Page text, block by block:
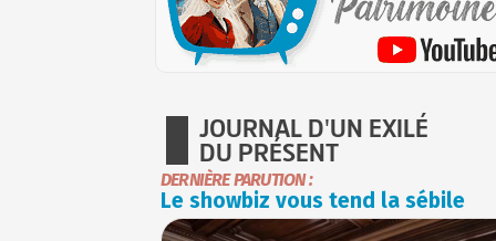
JOURNAL D'UN EXILÉ
DU PRÉSENT
DERNIÈRE PARUTION :
Le showbiz vous tend la sébile